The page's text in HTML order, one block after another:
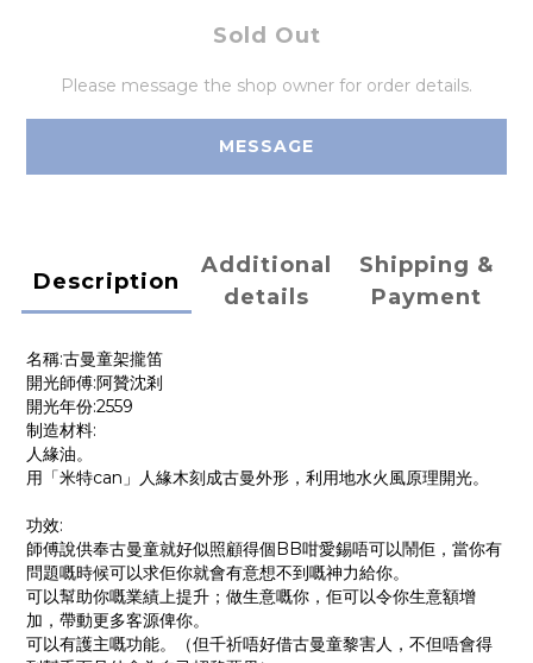
Sold Out
Please message the shop owner for order details.
MESSAGE
Description
Additional
details
Shipping &
Payment
名稱:古曼童架攏笛
開光師傅:阿贊沈剎
開光年份:2559
制造材料:
人緣油。
用「米特can」人緣木刻成古曼外形，利用地水火風原理開光。
功效:
師傅說供奉古曼童就好似照顧得個BB咁愛錫唔可以鬧佢，當你有
問題嘅時候可以求佢你就會有意想不到嘅神力給你。
可以幫助你嘅業績上提升；做生意嘅你，佢可以令你生意額增
加，帶動更多客源俾你。
可以有護主嘅功能。（但千祈唔好借古曼童黎害人，不但唔會得